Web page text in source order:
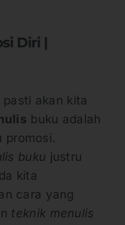
Diri |
akan kita
buku adalah
promosi.
buku justru
kita
cara yang
teknik menulis